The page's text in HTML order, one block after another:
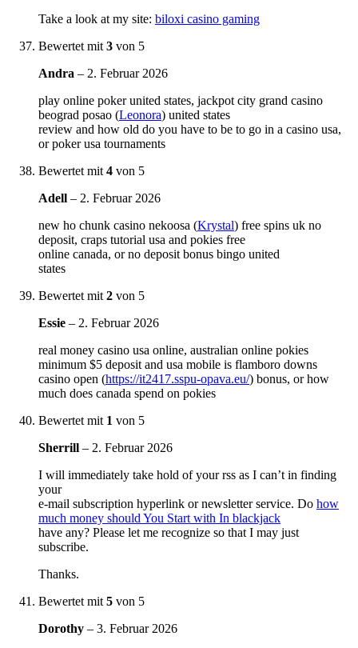
Take a look at my site: biloxi casino gaming
Bewertet mit3 von 5
Andra – 2. Februar 2026
play online poker united states, jackpot city grand casino
beograd posao (Leonora) united states
review and how old do you have to be to go in a casino usa,
or poker usa tournaments
Bewertet mit4 von 5
Adell – 2. Februar 2026
new ho chunk casino nekoosa (Krystal) free spins uk no
deposit, craps tutorial usa and pokies free
online canada, or no deposit bonus bingo united
states
Bewertet mit2 von 5
Essie – 2. Februar 2026
real money casino usa online, australian online pokies
minimum $5 deposit and usa mobile is flamboro downs
casino open (https://it2417.sspu-opava.eu/) bonus, or how
much does canada spend on pokies
Bewertet mit 1 von 5
Sherrill – 2. Februar 2026
I will immediately take hold of your rss as I can’t in finding
your
e-mail subscription hyperlink or newsletter service. Do how
much money should You Start with In blackjack
have any? Please let me recognize so that I may just
subscribe.
Thanks.
Bewertet mit5 von 5
Dorothy – 3. Februar 2026